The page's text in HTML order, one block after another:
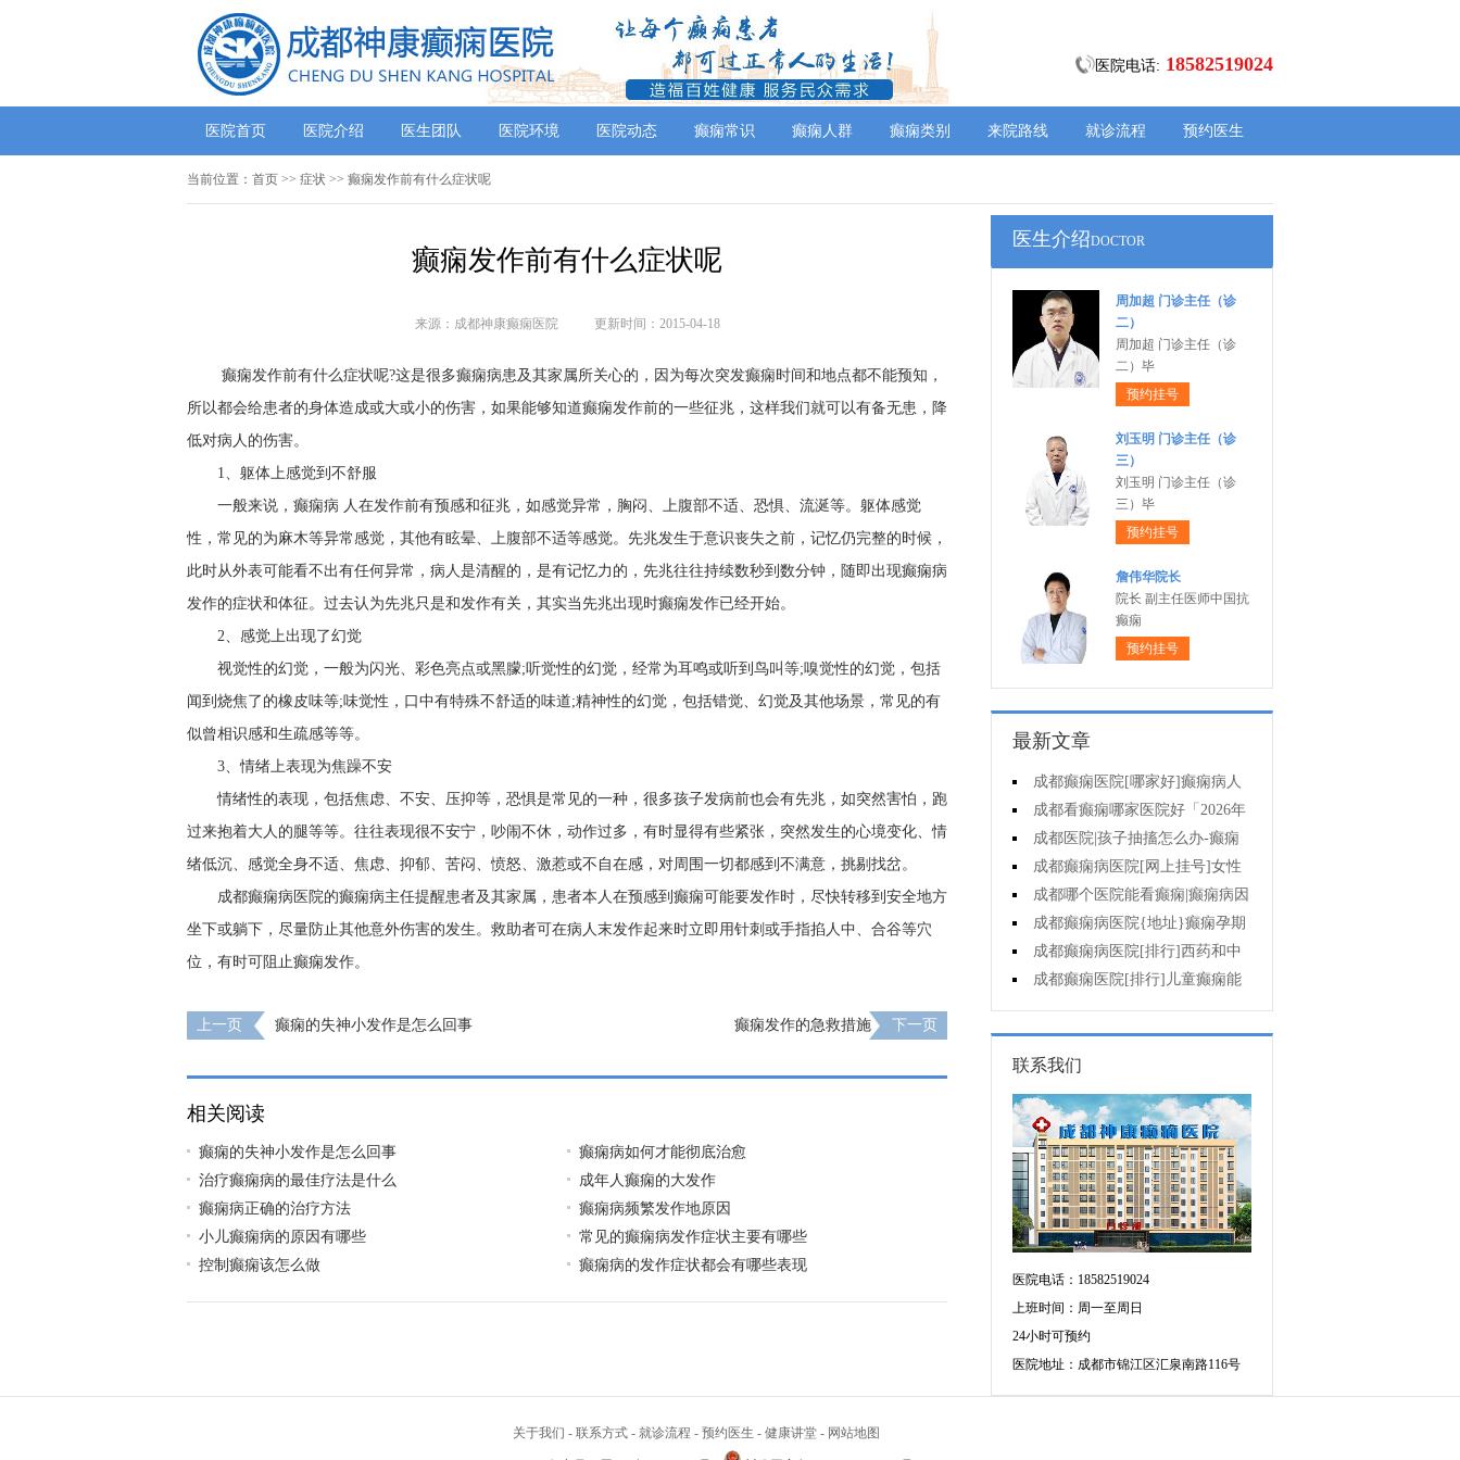
医院电话: 18582519024
医院首页 医院介绍 医生团队 医院环境 医院动态 癫痫常识 癫痫人群 癫痫类别 来院路线 就诊流程 预约医生
当前位置： 首页 >> 症状 >> 癫痫发作前有什么症状呢
癫痫发作前有什么症状呢
来源：成都神康癫痫医院 更新时间：2015-04-18
癫痫发作前有什么症状呢?这是很多癫痫病患及其家属所关心的，因为每次突发癫痫时间和地点都不能预知，
所以都会给患者的身体造成或大或小的伤害，如果能够知道癫痫发作前的一些征兆，这样我们就可以有备无患，降
低对病人的伤害。
1、躯体上感觉到不舒服
一般来说，癫痫病 人在发作前有预感和征兆，如感觉异常，胸闷、上腹部不适、恐惧、流涎等。躯体感觉
性，常见的为麻木等异常感觉，其他有眩晕、上腹部不适等感觉。先兆发生于意识丧失之前，记忆仍完整的时候，
此时从外表可能看不出有任何异常，病人是清醒的，是有记忆力的，先兆往往持续数秒到数分钟，随即出现癫痫病
发作的症状和体征。过去认为先兆只是和发作有关，其实当先兆出现时癫痫发作已经开始。
2、感觉上出现了幻觉
视觉性的幻觉，一般为闪光、彩色亮点或黑朦;听觉性的幻觉，经常为耳鸣或听到鸟叫等;嗅觉性的幻觉，包括
闻到烧焦了的橡皮味等;味觉性，口中有特殊不舒适的味道;精神性的幻觉，包括错觉、幻觉及其他场景，常见的有
似曾相识感和生疏感等等。
3、情绪上表现为焦躁不安
情绪性的表现，包括焦虑、不安、压抑等，恐惧是常见的一种，很多孩子发病前也会有先兆，如突然害怕，跑
过来抱着大人的腿等等。往往表现很不安宁，吵闹不休，动作过多，有时显得有些紧张，突然发生的心境变化、情
绪低沉、感觉全身不适、焦虑、抑郁、苦闷、愤怒、激惹或不自在感，对周围一切都感到不满意，挑剔找岔。
成都癫痫病医院的癫痫病主任提醒患者及其家属，患者本人在预感到癫痫可能要发作时，尽快转移到安全地方
坐下或躺下，尽量防止其他意外伤害的发生。救助者可在病人末发作起来时立即用针刺或手指掐人中、合谷等穴
位，有时可阻止癫痫发作。
上一页 癫痫的失神小发作是怎么回事 癫痫发作的急救措施 下一页
相关阅读
癫痫的失神小发作是怎么回事
癫痫病如何才能彻底治愈
治疗癫痫病的最佳疗法是什么
成年人癫痫的大发作
癫痫病正确的治疗方法
癫痫病频繁发作地原因
小儿癫痫病的原因有哪些
常见的癫痫病发作症状主要有哪些
控制癫痫该怎么做
癫痫病的发作症状都会有哪些表现
医生介绍DOCTOR
周加超 门诊主任（诊
二）
周加超 门诊主任（诊
二）毕
预约挂号
刘玉明 门诊主任（诊
三）
刘玉明 门诊主任（诊
三）毕
预约挂号
詹伟华院长
院长 副主任医师中国抗
癫痫
预约挂号
最新文章
成都癫痫医院[哪家好]癫痫病人
一定要注意哪些护理问题?
成都看癫痫哪家医院好「2026年
度公布」这些常见的食物能帮助癫
痫治疗!
成都医院|孩子抽搐怎么办-癫痫
性精神障碍的护理措施有哪些?
成都癫痫病医院[网上挂号]女性
癫痫治疗方法有哪些?
成都哪个医院能看癫痫|癫痫病因
治疗?成都癫痫病医院{地址}癫痫孕期
要留意什么?
成都癫痫病医院[排行]西药和中
药治羊癫疯哪个好?
成都癫痫医院[排行]儿童癫痫能
治疗好吗?
联系我们
医院电话：18582519024
上班时间：周一至周日
24小时可预约
医院地址：成都市锦江区汇泉南路116号
关于我们 - 联系方式 - 就诊流程 - 预约医生 - 健康讲堂 - 网站地图